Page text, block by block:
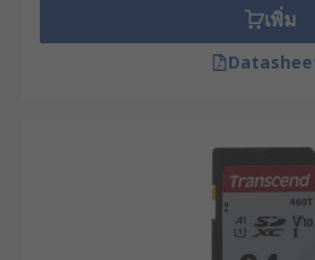
เว็บไซต์ RS ตลอด 24 ชั่วโมง พร้อม
ประเทศ และทีมผู้เชี่ยวชาญให้คำแ
เพิ่ม